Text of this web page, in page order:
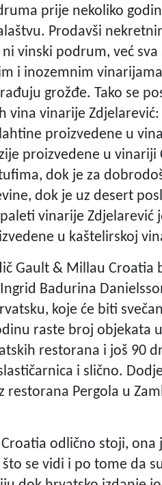
prije nekoliko
Prodavši
vinski podrum, već
i inozemnim
grožđe. Tako se
vinarije
proizvedene u
proizvedene u vinariji
dok je za
dok je uz desert
vinarije Zdjelarević
u kaštelirskoj
Gault & Millau Croatia
Badurina
koje će biti
raste broj objekata
restorana i još 90
i slično.
restorana Pergola u
odlično stoji, ona
se vidi i po tome da